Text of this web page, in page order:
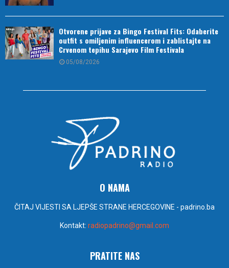
Otvorene prijave za Bingo Festival Fits: Odaberite
outfit s omiljenim influencerom i zablistajte na
Crvenom tepihu Sarajevo Film Festivala
05/08/2026
O NAMA
ČITAJ VIJESTI SA LJEPŠE STRANE HERCEGOVINE - padrino.ba
Kontakt: radiopadrino@gmail.com
PRATITE NAS